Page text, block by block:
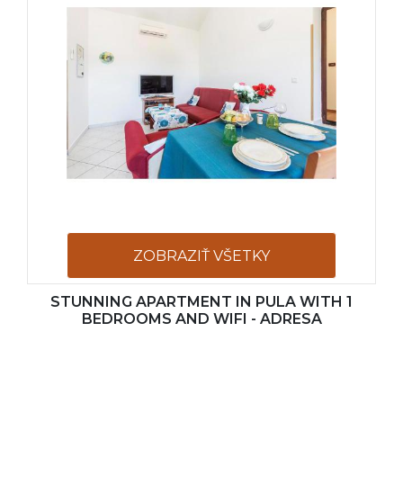
ZOBRAZIŤ VŠETKY
FOTOGRAFIE
STUNNING APARTMENT IN PULA WITH 1
BEDROOMS AND WIFI - ADRESA